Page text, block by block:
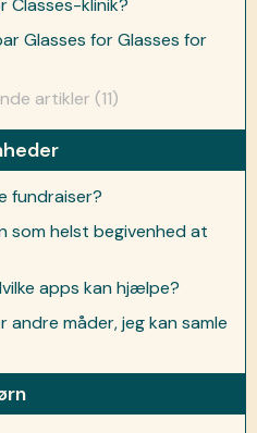
Classes-klinik?
Glasses for Glasses for
artikler (11)
fundraiser?
som helst begivenhed at
apps kan hjælpe?
andre måder, jeg kan samle